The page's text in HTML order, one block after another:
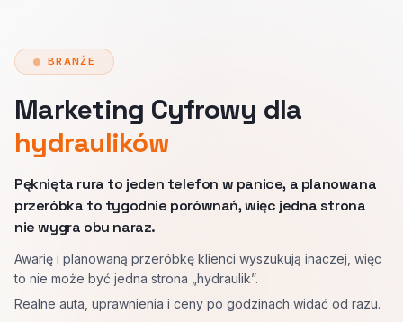
BRANŻE
Marketing Cyfrowy dla
hydraulików
Pęknięta rura to jeden telefon w panice, a planowana
przeróbka to tygodnie porównań, więc jedna strona
nie wygra obu naraz.
Awarię i planowaną przeróbkę klienci wyszukują inaczej, więc
to nie może być jedna strona „hydraulik”.
Realne auta, uprawnienia i ceny po godzinach widać od razu.